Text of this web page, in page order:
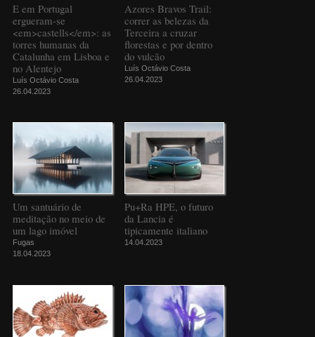
E em Portugal
ergueram-se
<em>castells</em>: as
torres humanas da
Catalunha em Lisboa e
no Alentejo
Luís Octávio Costa
26.04.2023
Azores Bravos Trail:
correr as belezas da
Terceira a cruzar
florestas e por dentro
do vulcão
Luís Octávio Costa
26.04.2023
Um santuário de
meditação no meio de
um lago imóvel
Fugas
18.04.2023
Pu+Ra HPE, o futuro
da Lancia é
tipicamente italiano
14.04.2023